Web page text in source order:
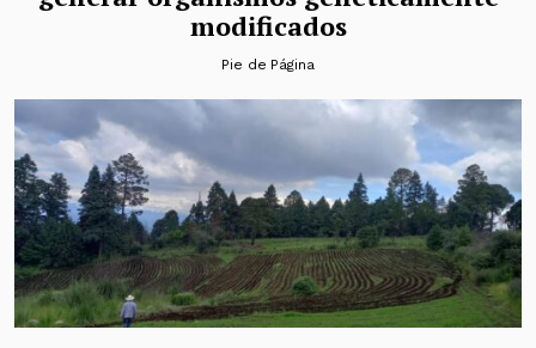
modificados
Pie de Página